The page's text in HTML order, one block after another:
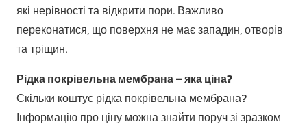
які нерівності та відкрити пори. Важливо
переконатися, що поверхня не має западин, отворів
та тріщин.
Рідка покрівельна мембрана – яка ціна?
Скільки коштує рідка покрівельна мембрана?
Інформацію про ціну можна знайти поруч зі зразком